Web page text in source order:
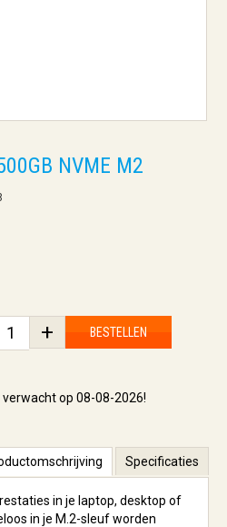
NVME M2
+ BESTELLEN
op 08-08-2026!
Specificaties
in je laptop, desktop of
in je M.2-sleuf worden